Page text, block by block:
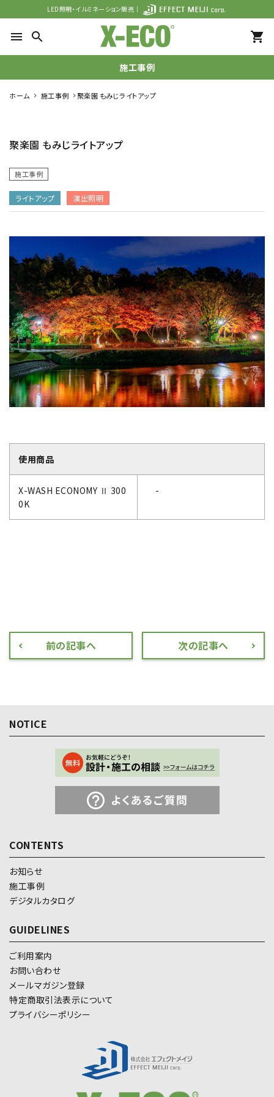
LED照明・イルミネーション販売｜
menu search shopping_cart
施工事例
カテゴリーから探す
シーンで探す
ガイド
052-694-1313
schedule 営 - 10:00～19:00（平日）
ホーム 施工事例 聚楽園 もみじライトアップ
聚楽園 もみじライトアップ
施工事例
ライトアップ 演出照明
使用商品
X-WASH ECONOMY Ⅱ 300
0K
-
前の記事へ 次の記事へ
NOTICE
CONTENTS
お知らせ
施工事例
デジタルカタログ
GUIDELINES
ご利用案内
お問い合わせ
メールマガジン登録
特定商取引法表示について
プライバシーポリシー